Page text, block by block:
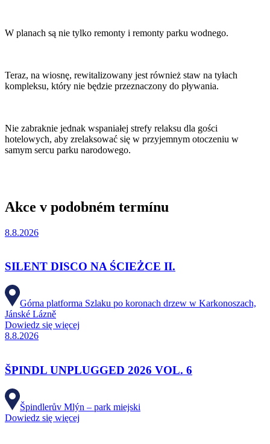
W planach są nie tylko remonty i remonty parku wodnego.
Teraz, na wiosnę, rewitalizowany jest również staw na tyłach
kompleksu, który nie będzie przeznaczony do pływania.
Nie zabraknie jednak wspaniałej strefy relaksu dla gości
hotelowych, aby zrelaksować się w przyjemnym otoczeniu w
samym sercu parku narodowego.
Akce v podobném termínu
8.8.2026
SILENT DISCO NA ŚCIEŻCE II.
Górna platforma Szlaku po koronach drzew w Karkonoszach,
Jánské Lázně
Dowiedz się więcej
8.8.2026
ŠPINDL UNPLUGGED 2026 VOL. 6
Špindlerův Mlýn – park miejski
Dowiedz się więcej